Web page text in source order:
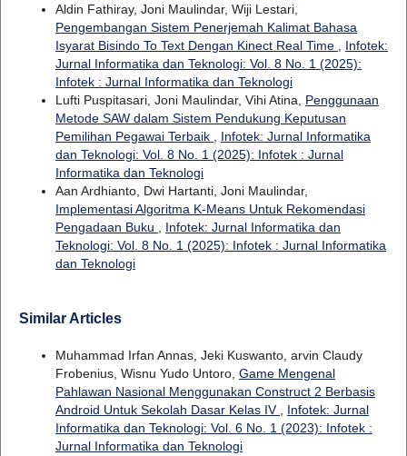
Aldin Fathiray, Joni Maulindar, Wiji Lestari,
Pengembangan Sistem Penerjemah Kalimat Bahasa
Isyarat Bisindo To Text Dengan Kinect Real Time
Infotek:
Jurnal Informatika dan Teknologi: Vol. 8 No. 1 (2025):
Infotek : Jurnal Informatika dan Teknologi
Lufti Puspitasari, Joni Maulindar, Vihi Atina, Penggunaan
Metode SAW dalam Sistem Pendukung Keputusan
Pemilihan Pegawai Terbaik
Infotek: Jurnal Informatika
dan Teknologi: Vol. 8 No. 1 (2025): Infotek : Jurnal
Informatika dan Teknologi
Aan Ardhianto, Dwi Hartanti, Joni Maulindar,
Implementasi Algoritma K-Means Untuk Rekomendasi
Pengadaan Buku
Infotek: Jurnal Informatika dan
Teknologi: Vol. 8 No. 1 (2025): Infotek : Jurnal Informatika
dan Teknologi
Similar Articles
Muhammad Irfan Annas, Jeki Kuswanto, arvin Claudy
Frobenius, Wisnu Yudo Untoro, Game Mengenal
Pahlawan Nasional Menggunakan Construct 2 Berbasis
Android Untuk Sekolah Dasar Kelas IV
Infotek: Jurnal
Informatika dan Teknologi: Vol. 6 No. 1 (2023): Infotek :
Jurnal Informatika dan Teknologi